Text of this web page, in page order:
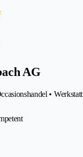
AG
• Werkstatt